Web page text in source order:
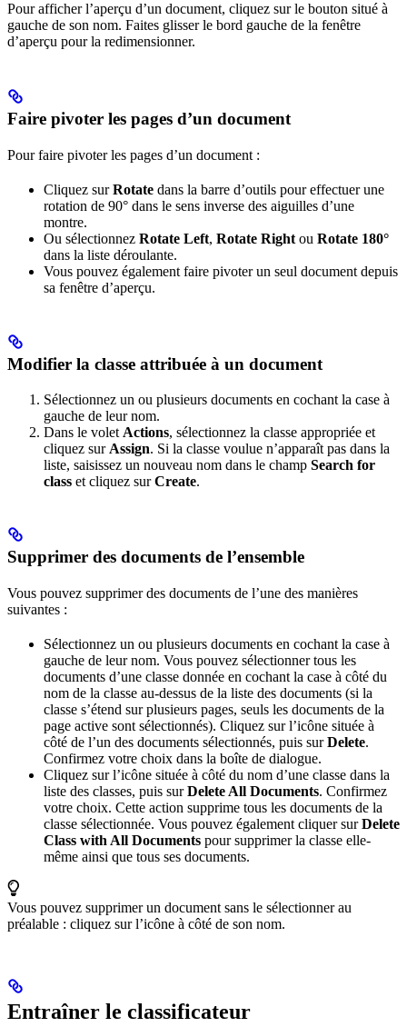
Pour afficher l’aperçu d’un document, cliquez sur le bouton situé à
gauche de son nom. Faites glisser le bord gauche de la fenêtre
d’aperçu pour la redimensionner.
Faire pivoter les pages d’un document
Pour faire pivoter les pages d’un document :
Cliquez surRotate dans la barre d’outils pour effectuer une
rotation de 90° dans le sens inverse des aiguilles d’une
montre.
Ou sélectionnez Rotate Left, Rotate Right ou Rotate 180°
dans la liste déroulante.
Vous pouvez également faire pivoter un seul document depuis
sa fenêtre d’aperçu.
Modifier la classe attribuée à un document
Sélectionnez un ou plusieurs documents en cochant la case à
gauche de leur nom.
Dans le volet Actions, sélectionnez la classe appropriée et
cliquez sur Assign. Si la classe voulue n’apparaît pas dans la
liste, saisissez un nouveau nom dans le champ Search for
class et cliquez surCreate.
Supprimer des documents de l’ensemble
Vous pouvez supprimer des documents de l’une des manières
suivantes :
Sélectionnez un ou plusieurs documents en cochant la case à
gauche de leur nom. Vous pouvez sélectionner tous les
documents d’une classe donnée en cochant la case à côté du
nom de la classe au-dessus de la liste des documents (si la
classe s’étend sur plusieurs pages, seuls les documents de la
page active sont sélectionnés). Cliquez sur l’icône située à
côté de l’un des documents sélectionnés, puis surDelete.
Confirmez votre choix dans la boîte de dialogue.
Cliquez sur l’icône située à côté du nom d’une classe dans la
liste des classes, puis surDelete All Documents. Confirmez
votre choix. Cette action supprime tous les documents de la
classe sélectionnée. Vous pouvez également cliquer surDelete
Class with All Documents pour supprimer la classe elle-
même ainsi que tous ses documents.
Vous pouvez supprimer un document sans le sélectionner au
préalable : cliquez sur l’icône à côté de son nom.
Entraîner le classificateur